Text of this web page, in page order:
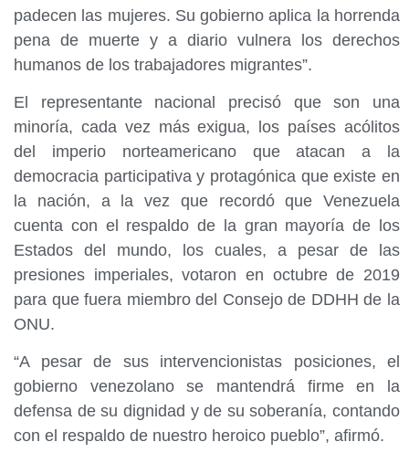
padecen las mujeres. Su gobierno aplica la horrenda
pena de muerte y a diario vulnera los derechos
humanos de los trabajadores migrantes”.
El representante nacional precisó que son una
minoría, cada vez más exigua, los países acólitos
del imperio norteamericano que atacan a la
democracia participativa y protagónica que existe en
la nación, a la vez que recordó que Venezuela
cuenta con el respaldo de la gran mayoría de los
Estados del mundo, los cuales, a pesar de las
presiones imperiales, votaron en octubre de 2019
para que fuera miembro del Consejo de DDHH de la
ONU.
“A pesar de sus intervencionistas posiciones, el
gobierno venezolano se mantendrá firme en la
defensa de su dignidad y de su soberanía, contando
con el respaldo de nuestro heroico pueblo”, afirmó.